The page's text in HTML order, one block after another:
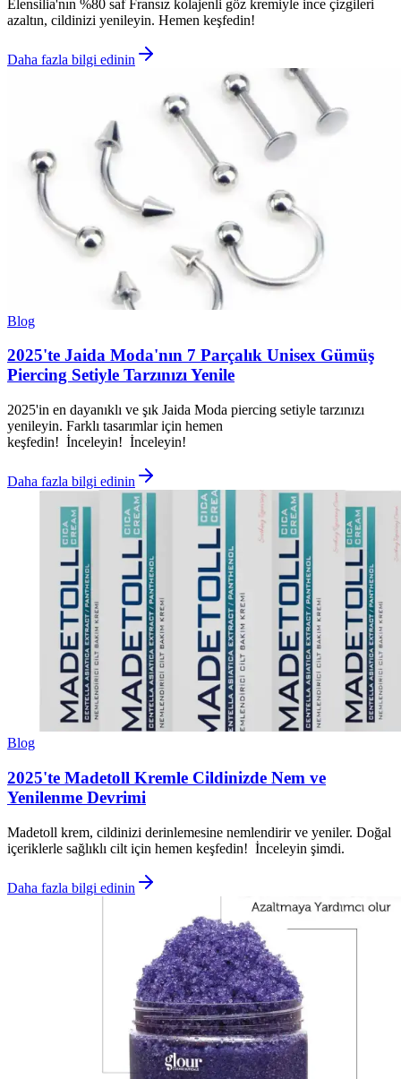
Elensilia'nın %80 saf Fransız kolajenli göz kremiyle ince çizgileri
azaltın, cildinizi yenileyin. Hemen keşfedin!
Daha fazla bilgi edinin
Blog
2025'te Jaida Moda'nın 7 Parçalık Unisex Gümüş
Piercing Setiyle Tarzınızı Yenile
2025'in en dayanıklı ve şık Jaida Moda piercing setiyle tarzınızı
yenileyin. Farklı tasarımlar için hemen
keşfedin! İnceleyin! İnceleyin!
Daha fazla bilgi edinin
Blog
2025'te Madetoll Kremle Cildinizde Nem ve
Yenilenme Devrimi
Madetoll krem, cildinizi derinlemesine nemlendirir ve yeniler. Doğal
içeriklerle sağlıklı cilt için hemen keşfedin! İnceleyin şimdi.
Daha fazla bilgi edinin